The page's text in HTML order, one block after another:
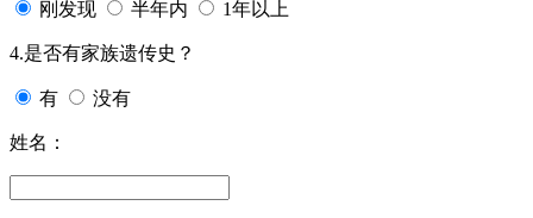
刚发现 半年内 1年以上
4.是否有家族遗传史？
有 没有
姓名：